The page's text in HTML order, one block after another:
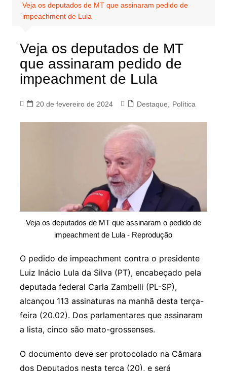
Veja os deputados de MT que assinaram pedido de
impeachment de Lula
Veja os deputados de MT
que assinaram pedido de
impeachment de Lula
20 de fevereiro de 2024 Destaque Política
Veja os deputados de MT que assinaram o pedido de
impeachment de Lula - Reprodução
O pedido de impeachment contra o presidente
Luiz Inácio Lula da Silva (PT), encabeçado pela
deputada federal Carla Zambelli (PL-SP),
alcançou 113 assinaturas na manhã desta terça-
feira (20.02). Dos parlamentares que assinaram
a lista, cinco são mato-grossenses.
O documento deve ser protocolado na Câmara
dos Deputados nesta terça (20), e será